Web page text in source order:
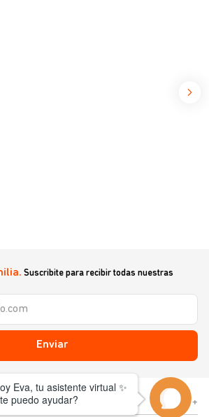
Suscribite para recibir todas nuestras
Enviar
+